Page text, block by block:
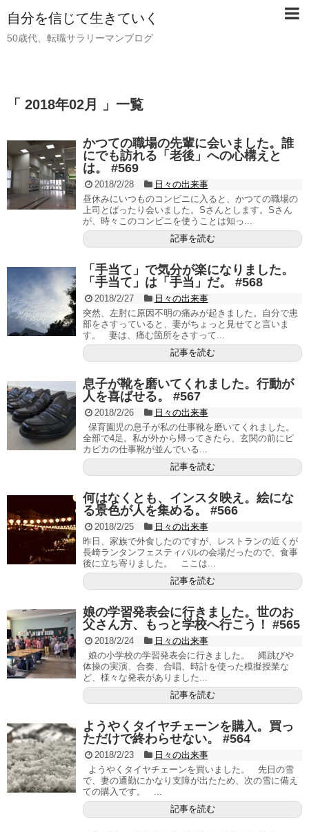
自分を信じて生きていく
50歳代、転職サラリーマンブログ
「 2018年02月 」一覧
かつての職場の先輩に会いました。誰
にでも訪れる「老後」への心構えと
は。 #569
2018/2/28
日々の出来事
昼休みにいつものコンビニに入ると、かつての職場の
上司とばったり会いました。Sさんとします。Sさん
が、時々このコンビニを使うことは知っ...
記事を読む
「手当て」で気分が楽になりました。
「手当て」は「手当」だ。 #568
2018/2/27
日々の出来事
突然、左肘に原因不明の痛みが起きました。自分で患
部をさすっていると、妻がちょっと見せてと言いま
す。 妻は、痛む箇所をさすって...
記事を読む
息子が靴を磨いてくれました。行動が
人を喜ばせる。 #567
2018/2/26
日々の出来事
保育園児の息子が私の仕事靴を磨いてくれました。
全部で4足。私が外から帰ってきたら、玄関の前にピ
カピカの仕事靴が並んでいる...
記事を読む
何はなくとも、インスタ映え。絵にな
る景色が人を集める。 #566
2018/2/25
日々の出来事
昨日、家族で外食したのですが、レストランの近くが
長崎ランタンフェスティバルの会場だったので、食事
後に立ち寄りました。 ここは...
記事を読む
娘の学習発表会に行きました。世のお
父さん方、もっと学校へ行こう！ #565
2018/2/24
日々の出来事
娘の小学校の学習発表会に行きました。 縄跳びや
体操の実演、合奏、合唱、時計を使った模擬授業な
ど、様々な発表がありました...
記事を読む
ようやくタイヤチェーンを購入。買っ
ただけで終わらせない。 #564
2018/2/23
日々の出来事
ようやくタイヤチェーンを買いました。 先日の雪
で、妻の通勤にかなり支障が出たため、次の雪に備え
ての購入です。 ...
記事を読む